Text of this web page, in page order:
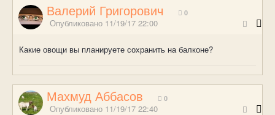
Валерий Григорович 0
Опубликовано 11/19/17 22:00
Какие овощи вы планируете сохранить на балконе?
Махмуд Аббасов 0
Опубликовано 11/19/17 22:40